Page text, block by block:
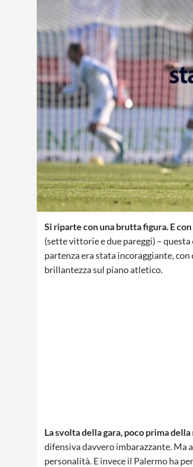
Si riparte con una brutta figura. E
(sette vittorie e due pareggi) –
partenza era stata incoraggiante, con
brillantezza sul piano atletico.
La svolta della gara, poco prima
difensiva davvero imbarazzante. Ma
personalità. E invece il Palermo ha